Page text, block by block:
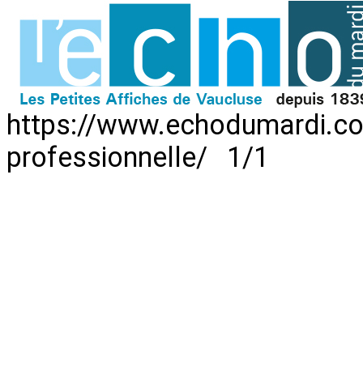
https://
professionnelle/ 1/1